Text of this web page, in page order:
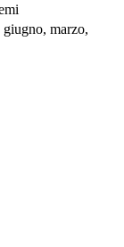
marzo,